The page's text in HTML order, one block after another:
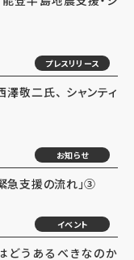
プレスリリース
敬二氏、 シャンティ
お知らせ
急支援の流れ」③
イベント
どうあるべきなのか